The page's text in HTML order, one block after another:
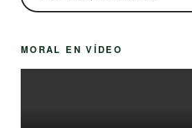
MORAL EN VÍDEO